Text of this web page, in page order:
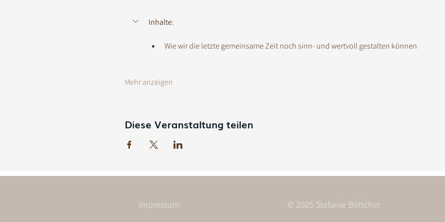
Inhalte:
Wie wir die letzte gemeinsame Zeit noch sinn- und wertvoll gestalten können
Mehr anzeigen
Diese Veranstaltung teilen
Impressum © 2025 Stefanie Böttcher